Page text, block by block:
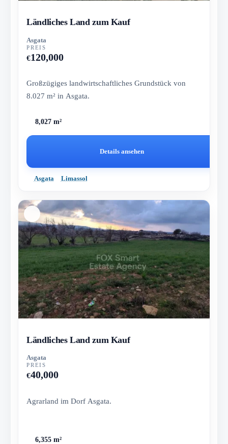
Ländliches Land zum Kauf
Asgata
PREIS
€120,000
Großzügiges landwirtschaftliches Grundstück von
8.027 m² in Asgata.
8,027 m²
Details ansehen
Asgata Limassol
Ländliches Land zum Kauf
Asgata
PREIS
€40,000
Agrarland im Dorf Asgata.
6,355 m²